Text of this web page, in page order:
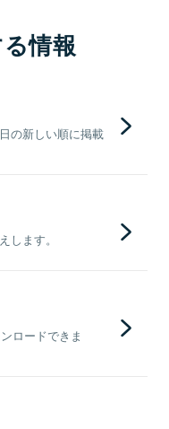
情報
の新しい順に掲載
します。
ロードできま